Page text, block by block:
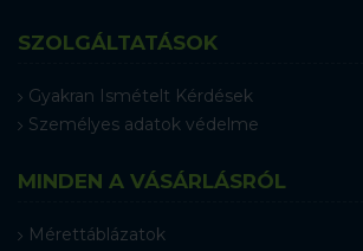
SZOLGÁLTATÁSOK
Gyakran Ismételt Kérdések
Személyes adatok védelme
MINDEN A VÁSÁRLÁSRÓL
Mérettáblázatok